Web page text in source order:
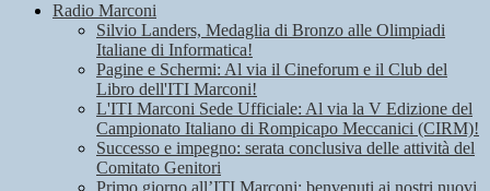
Radio Marconi
Silvio Landers, Medaglia di Bronzo alle Olimpiadi
Italiane di Informatica!
Pagine e Schermi: Al via il Cineforum e il Club del
Libro dell'ITI Marconi!
L'ITI Marconi Sede Ufficiale: Al via la V Edizione del
Campionato Italiano di Rompicapo Meccanici (CIRM)!
Successo e impegno: serata conclusiva delle attività del
Comitato Genitori